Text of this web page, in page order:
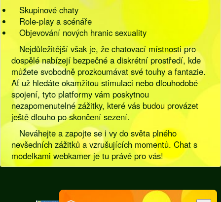
Skupinové chaty
Role-play a scénáře
Objevování nových hranic sexuality
Nejdůležitější však je, že chatovací místnosti pro
dospělé nabízejí bezpečné a diskrétní prostředí, kde
můžete svobodně prozkoumávat své touhy a fantazie.
Ať už hledáte okamžitou stimulaci nebo dlouhodobé
spojení, tyto platformy vám poskytnou
nezapomenutelné zážitky, které vás budou provázet
ještě dlouho po skončení sezení.
Neváhejte a zapojte se i vy do světa plného
nevšedních zážitků a vzrušujících momentů. Chat s
modelkami webkamer je tu právě pro vás!
]